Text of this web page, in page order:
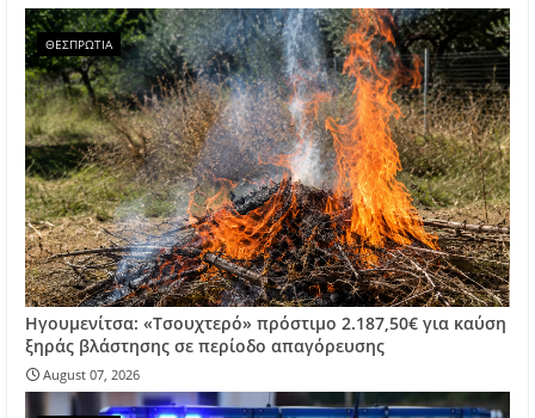
ΘΕΣΠΡΩΤΙΑ
Ηγουμενίτσα: «Τσουχτερό» πρόστιμο 2.187,50€ για καύση
ξηράς βλάστησης σε περίοδο απαγόρευσης
August 07, 2026